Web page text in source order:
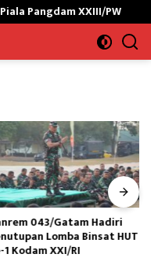
XXIII/PW Polres
043/Gatam Hadiri
Lomba Binsat HUT
Kodam XXI/RI